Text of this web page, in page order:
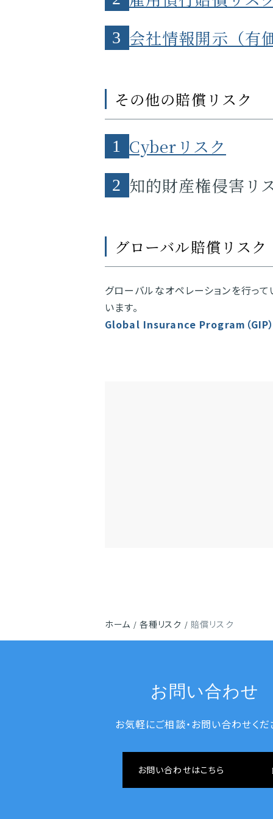
3 会社情報開示（有
その他の賠償リスク
1 Cyberリスク
2 知的財産権侵害リ
グローバル賠償リスク
グローバルなオペレーションを行っ
います。
Global Insurance Program（GIP
ホーム 各種リスク 賠償リスク
お問い合わせ
お気軽にご相談・お問い合わせくだ
お問い合わせはこちら